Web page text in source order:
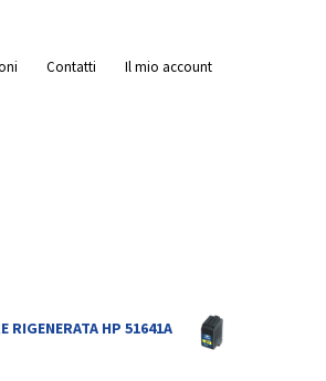
Contatti Il mio account
RIGENERATA HP 51641A